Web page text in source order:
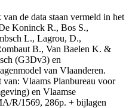
de data staan vermeld in het
Koninck R., Bos S.,
L., Lagrou, D.,
B., Van Baelen K. &
(G3Dv3) en
van Vlaanderen.
Vlaams Planbureau voor
en Vlaamse
R/1569, 286p. + bijlagen